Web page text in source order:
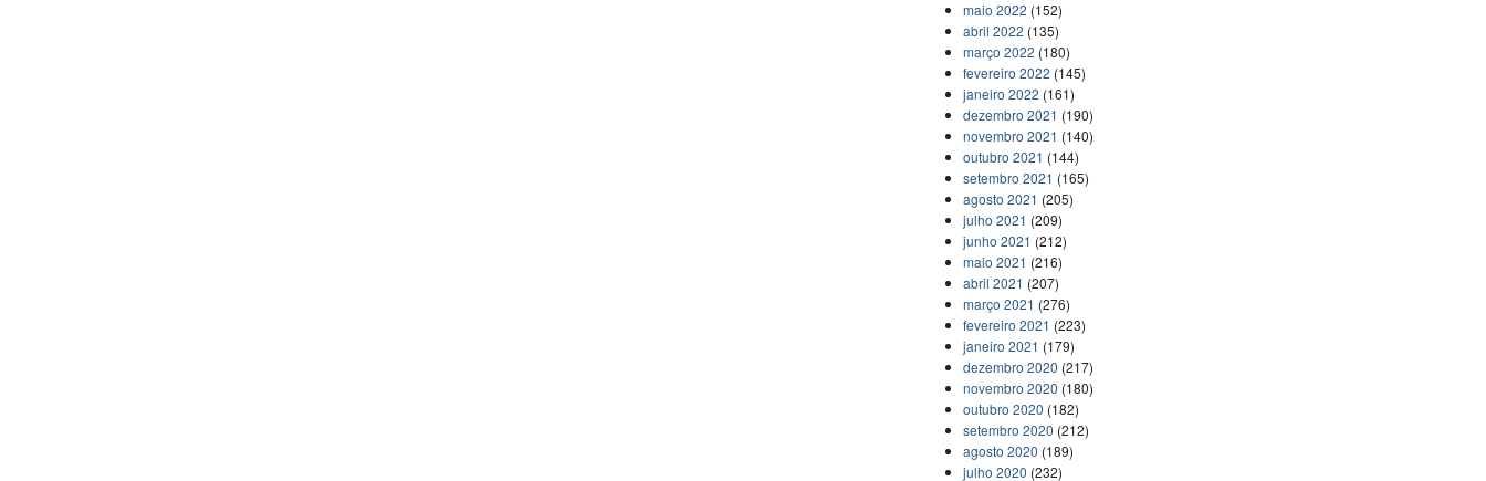
maio 2022 (152)
abril 2022 (135)
março 2022 (180)
fevereiro 2022 (145)
janeiro 2022 (161)
dezembro 2021 (190)
novembro 2021 (140)
outubro 2021 (144)
setembro 2021 (165)
agosto 2021 (205)
julho 2021 (209)
junho 2021 (212)
maio 2021 (216)
abril 2021 (207)
março 2021 (276)
fevereiro 2021 (223)
janeiro 2021 (179)
dezembro 2020 (217)
novembro 2020 (180)
outubro 2020 (182)
setembro 2020 (212)
agosto 2020 (189)
julho 2020 (232)